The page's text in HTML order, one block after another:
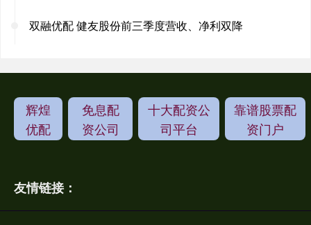
双融优配 健友股份前三季度营收、净利双降
辉煌
优配
免息配
资公司
十大配资公
司平台
靠谱股票配
资门户
友情链接：